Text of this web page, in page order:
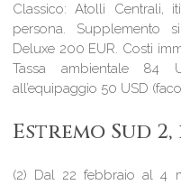
Classico: Atolli Centrali,
persona. Supplemento
Deluxe 200 EUR. Costi
Tassa ambientale 84
all’equipaggio 50 USD
Estremo Sud
(2) Dal 22 febbraio al 4